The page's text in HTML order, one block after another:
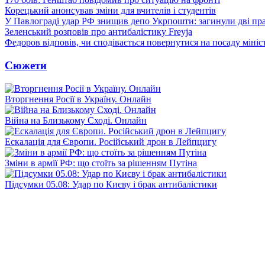
Корецький анонсував зміни для вчителів і студентів
У Павлограді удар РФ знищив депо Укрпошти: загинули дві
Зеленський розповів про антибалістику Freyja
Федоров відповів, чи сподівається повернутися на посаду
Сюжети
Вторгнення Росії в Україну. Онлайн
Війна на Близькому Сході. Онлайн
Ескалація для Європи. Російський дрон в Лейпцигу
Зміни в армії РФ: що стоїть за рішенням Путіна
Підсумки 05.08: Удар по Києву і брак антибалістики